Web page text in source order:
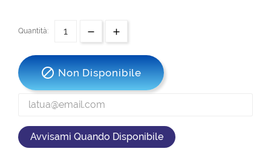
Quantità:
 Non Disponibile
Avvisami Quando Disponibile